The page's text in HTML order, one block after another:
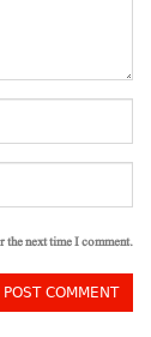
the next time I comment.